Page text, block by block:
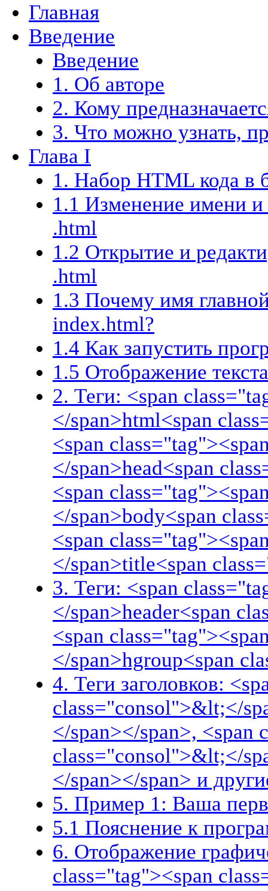
Главная
Введение
Введение
1. Об авторе
2. Кому
3. Что можно узнать,
Глава I
1. Набор HTML кода в
1.1 Изменение имени
.html
1.2 Открытие и
.html
1.3 Почему имя
index.html?
1.4 Как запустить
1.5 Отображение
2. Теги: <span
</span>html<span
<span
</span>head<span
<span
</span>body<span
<span
</span>title<span
3. Теги: <span
</span>header<span
<span
</span>hgroup<span
4. Теги заголовков:
class="consol">&lt;</
</span></span>, <span
class="consol">&lt;</
</span></span> и
5. Пример 1: Ваша
5.1 Пояснение к
6. Отображение
class="tag"><span